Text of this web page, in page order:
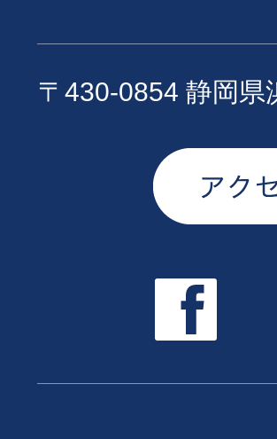
〒430-0854 静岡県